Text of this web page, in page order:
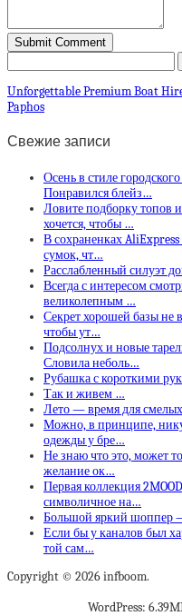
Unforgettable Premium Boat
Paphos
Свежие записи
Осень в стиле
Понравился блейз…
Ловите подборку топов
хочется, чтобы …
В сохраненках
сумок, чт…
Расслабленный силуэт
Всегда с интересом
великолепным …
Секрет хорошей базы не
чтобы ут…
Подсолнух и новые
Словила неболь…
Рубашка с короткими
Так и живем …
Лето — время для
Можно, в принципе,
одежды у бре…
Не знаю что это, может
желание ок…
Первая коллекция
символичное на…
Большой яркий шоппер
Если бы у каналов был
той сам…
Copyright © 2026 infboom.
WordPress: